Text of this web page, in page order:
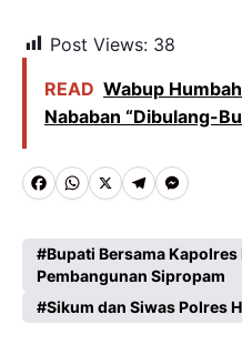
Post Views: 38
READ Wabup
Nababan “Dibulang-
F
c
e
b
W
a
t
s
X T
l
e
g
M
s
s
e
Bupati Bersama
Pembangunan Sipropam
Sikum dan Siwas Polres